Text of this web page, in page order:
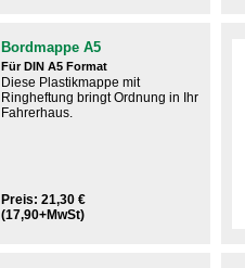
Bordmappe A5
Für DIN A5 Format
Diese Plastikmappe mit
Ringheftung bringt Ordnung in Ihr
Fahrerhaus.
Preis: 21,30 €
(17,90+MwSt)